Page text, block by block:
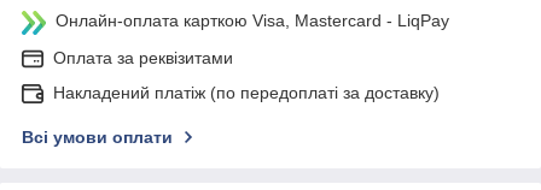
Онлайн-оплата карткою Visa, Mastercard - LiqPay
Оплата за реквізитами
Накладений платіж (по передоплаті за доставку)
Всі умови оплати